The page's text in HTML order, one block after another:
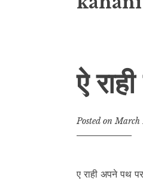
ऐ
Posted onMarch
ए राही अपने पथ